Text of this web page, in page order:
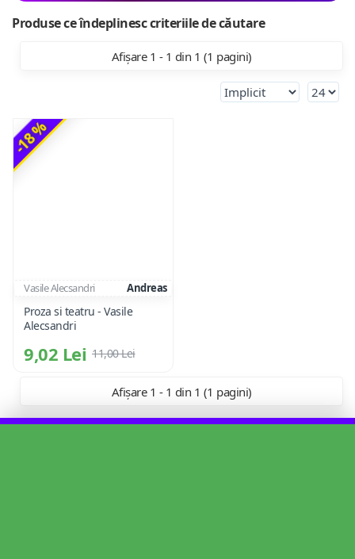
Produse ce îndeplinesc criteriile de căutare
Afișare 1 - 1 din 1 (1 pagini)
-18 %
Vasile Alecsandri Andreas
Proza si teatru - Vasile
Alecsandri
9,02 Lei 11,00 Lei
Afișare 1 - 1 din 1 (1 pagini)